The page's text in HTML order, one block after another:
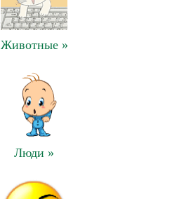
Животные »
Люди »